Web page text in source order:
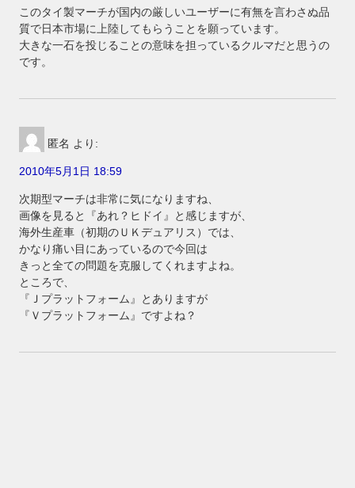
このタイ製マーチが国内の厳しいユーザーに有無を言わさぬ品
質で日本市場に上陸してもらうことを願っています。
大きな一石を投じることの意味を担っているクルマだと思うの
です。
匿名 より:
2010年5月1日 18:59
次期型マーチは非常に気になりますね、
画像を見ると『あれ？ヒドイ』と感じますが、
海外生産車（初期のＵＫデュアリス）では、
かなり痛い目にあっているので今回は
きっと全ての問題を克服してくれますよね。
ところで、
『Ｊプラットフォーム』とありますが
『Ｖプラットフォーム』ですよね？